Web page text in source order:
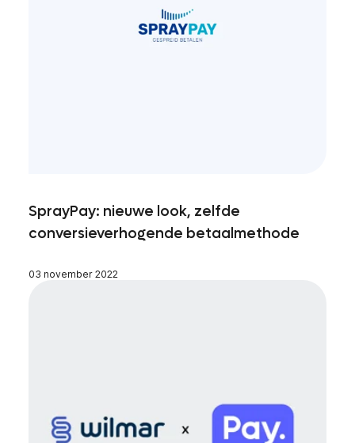
SprayPay: nieuwe look, zelfde
conversieverhogende betaalmethode
03 november 2022